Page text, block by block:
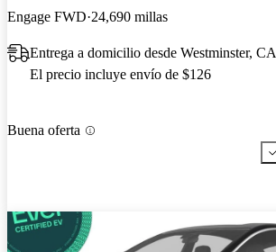
Engage FWD 24,690 millas
Entrega a domicilio desde Westminster, CA
El precio incluye envío de $126
Buena oferta